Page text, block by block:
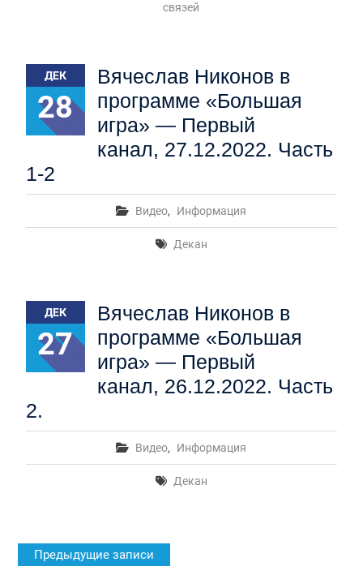
связей
ДЕК
28
Вячеслав Никонов в
программе «Большая
игра» — Первый
канал, 27.12.2022. Часть
1-2
Видео, Информация
Декан
ДЕК
27
Вячеслав Никонов в
программе «Большая
игра» — Первый
канал, 26.12.2022. Часть
2.
Видео, Информация
Декан
Навигация
поПредыдущие записи